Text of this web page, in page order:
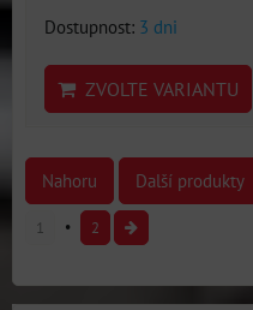
Dostupnost: 3 dni
ZVOLTE VARIANTU
Nahoru Další produkty
1 2